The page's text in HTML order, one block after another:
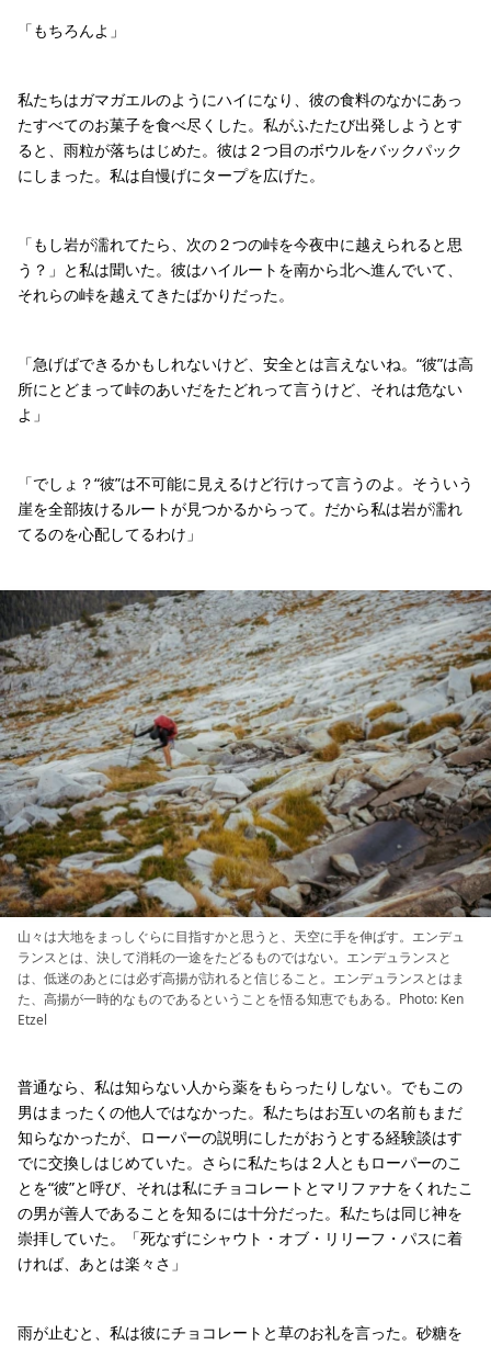
「もちろんよ」
私たちはガマガエルのようにハイになり、彼の食料のなかにあっ
たすべてのお菓子を食べ尽くした。私がふたたび出発しようとす
ると、雨粒が落ちはじめた。彼は２つ目のボウルをバックパック
にしまった。私は自慢げにタープを広げた。
「もし岩が濡れてたら、次の２つの峠を今夜中に越えられると思
う？」と私は聞いた。彼はハイルートを南から北へ進んでいて、
それらの峠を越えてきたばかりだった。
「急げばできるかもしれないけど、安全とは言えないね。“彼”は高
所にとどまって峠のあいだをたどれって言うけど、それは危ない
よ」
「でしょ？“彼”は不可能に見えるけど行けって言うのよ。そういう
崖を全部抜けるルートが見つかるからって。だから私は岩が濡れ
てるのを心配してるわけ」
山々は大地をまっしぐらに目指すかと思うと、天空に手を伸ばす。エンデュ
ランスとは、決して消耗の一途をたどるものではない。エンデュランスと
は、低迷のあとには必ず高揚が訪れると信じること。エンデュランスとはま
た、高揚が一時的なものであるということを悟る知恵でもある。Photo: Ken
Etzel
普通なら、私は知らない人から薬をもらったりしない。でもこの
男はまったくの他人ではなかった。私たちはお互いの名前もまだ
知らなかったが、ローパーの説明にしたがおうとする経験談はす
でに交換しはじめていた。さらに私たちは２人ともローパーのこ
とを“彼”と呼び、それは私にチョコレートとマリファナをくれたこ
の男が善人であることを知るには十分だった。私たちは同じ神を
崇拝していた。「死なずにシャウト・オブ・リリーフ・パスに着
ければ、あとは楽々さ」
雨が止むと、私は彼にチョコレートと草のお礼を言った。砂糖を